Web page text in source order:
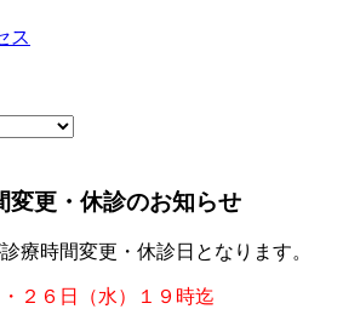
変更・休診のお知らせ
療時間変更・休診日となります。
２６日（水）１９時迄